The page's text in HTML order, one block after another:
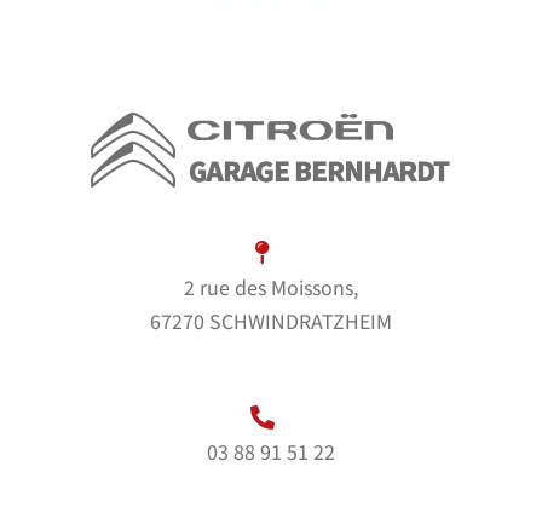
2 rue des Moissons,
67270 SCHWINDRATZHEIM
03 88 91 51 22